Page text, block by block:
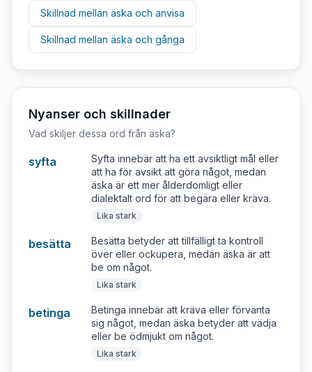
Skillnad mellan äska och anvisa
Skillnad mellan äska och gånga
Nyanser och skillnader
Vad skiljer dessa ord från äska?
syfta
Syfta innebär att ha ett avsiktligt mål eller
att ha för avsikt att göra något, medan
äska är ett mer ålderdomligt eller
dialektalt ord för att begära eller kräva.
Lika stark
besätta
Besätta betyder att tillfälligt ta kontroll
över eller ockupera, medan äska är att
be om något.
Lika stark
betinga
Betinga innebär att kräva eller förvänta
sig något, medan äska betyder att vädja
eller be ödmjukt om något.
Lika stark